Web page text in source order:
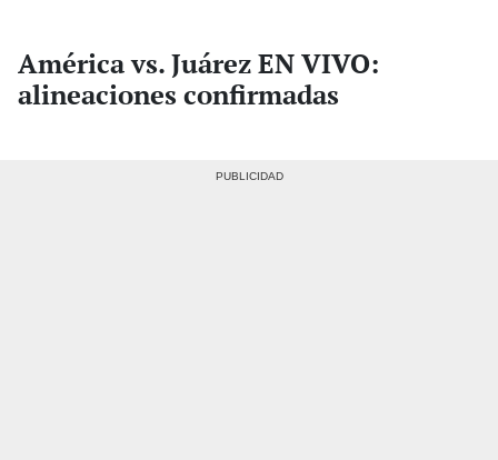
América vs. Juárez EN VIVO:
alineaciones confirmadas